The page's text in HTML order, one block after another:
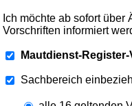
Ich möchte ab sofort
Vorschriften informiert
Mautdienst-
Sachbereich